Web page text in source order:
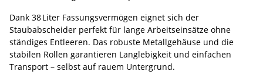
Dank 38 Liter Fassungsvermögen eignet sich der
Staubabscheider perfekt für lange Arbeitseinsätze ohne
ständiges Entleeren. Das robuste Metallgehäuse und die
stabilen Rollen garantieren Langlebigkeit und einfachen
Transport – selbst auf rauem Untergrund.